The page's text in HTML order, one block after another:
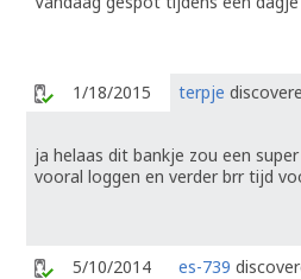
1/18/2015 terpje
ja helaas dit bankje zou een
vooral loggen en verder brr tijd
5/10/2014 es-739